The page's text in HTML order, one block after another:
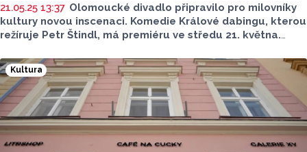
21.05.25 13:37 Olomoucké divadlo připravilo pro milovníky
kultury novou inscenaci. Komedie Králové dabingu, kterou
režíruje Petr Štindl, má premiéru ve středu 21. května.
amerických velkofilmů i pokleslých mexických telenovel.
Hrdinové příběhu jsou zaměstnanci neúspěšného
dabingového studia, kteří podstupují ty nejabsurdnější
situace, jen aby svoje pracoviště uchránili před krachem.
Kultura